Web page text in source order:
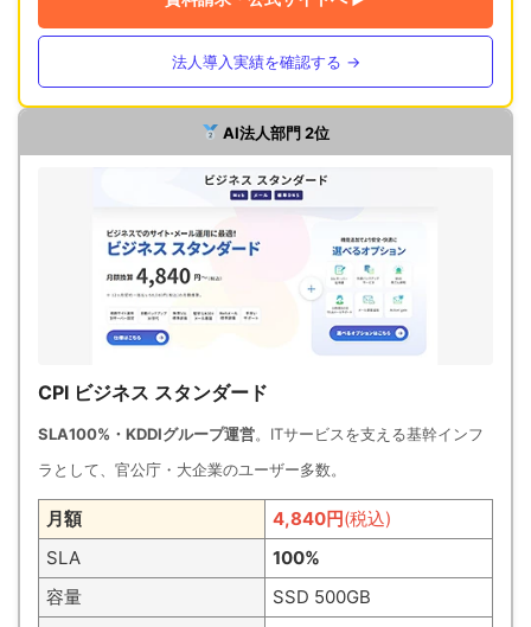
法人導入実績を確認する →
AI法人部門 2位
CPI ビジネス スタンダード
SLA100%・KDDIグループ運営。ITサービスを支える基幹インフ
ラとして、官公庁・大企業のユーザー多数。
月額 4,840円(税込)
SLA
100%
容量
SSD 500GB